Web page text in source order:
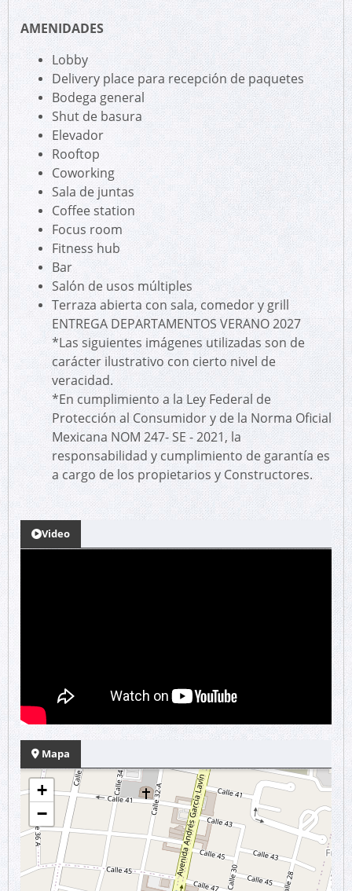
AMENIDADES
Lobby
Delivery place para recepción de paquetes
Bodega general
Shut de basura
Elevador
Rooftop
Coworking
Sala de juntas
Coffee station
Focus room
Fitness hub
Bar
Salón de usos múltiples
Terraza abierta con sala, comedor y grill
ENTREGA DEPARTAMENTOS VERANO 2027
*Las siguientes imágenes utilizadas son de
carácter ilustrativo con cierto nivel de
veracidad.
*En cumplimiento a la Ley Federal de
Protección al Consumidor y de la Norma Oficial
Mexicana NOM 247- SE - 2021, la
responsabilidad y cumplimiento de garantía es
a cargo de los propietarios y Constructores.
Video
Mapa
+
−